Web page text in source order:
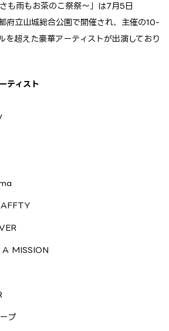
も雨もお茶のこ祭祭～」は7月5日
府立山城総合公園で開催され、主催の10-
を超えた豪華アーティストが出演しており
ティスト
MISSION
プ